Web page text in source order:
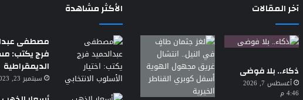
آخر المقالات
ذكاء.. بلا فوضى
أغسطس 7, 2026
4:46 م
الأكثر مشاهدة
مصطفى
فرج يكتب:
الديمقراطية
سبتمبر 23, 2023 7:18 م